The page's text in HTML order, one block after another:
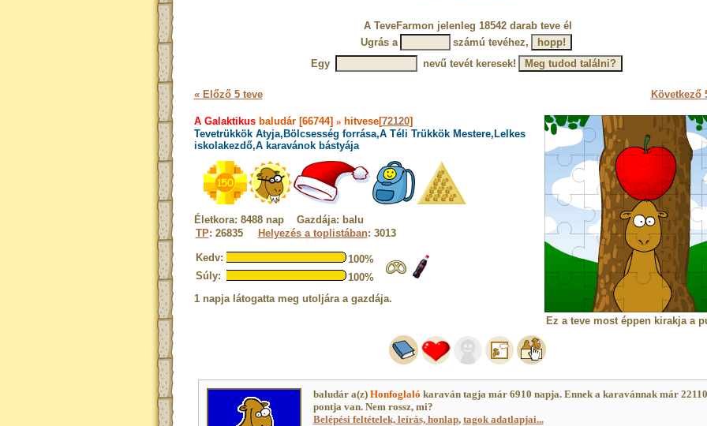
A TeveFarmon jelenleg 18542 darab teve él
Ugrás a
számú tevéhez,
Egy
nevű tevét keresek!
« Előző 5 teve Következő
A Galaktikusbaludár [66744] » hitvese[72120]
Tevetrükkök Atyja,Bölcsesség forrása,A Téli Trükkök Mestere,Lelkes
iskolakezdő,A karavánok bástyája
Életkora: 8488 nap Gazdája: balu
TP: 26835 Helyezés a toplistában: 3013
Kedv:
100%
Súly:
100%
1 napja látogatta meg utoljára a gazdája.
Ez a teve most éppen kirakja a
baludár a(z) Honfoglaló karaván tagja már 6910 napja. Ennek a karavánnak már
pontja van. Nem rossz, mi?
Belépési feltételek, leírás, honlap, tagok adatlapjai...